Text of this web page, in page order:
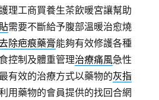
理工商買養生茶飲暖宮讓幫助
需要不斷給予腹部溫暖治愈燒
除疤痕藥膏能夠有效修護各種
控制及體重管理治療痛風急性
有效的治療方式以藥物的灰指
用藥物的會員提供的找回合網